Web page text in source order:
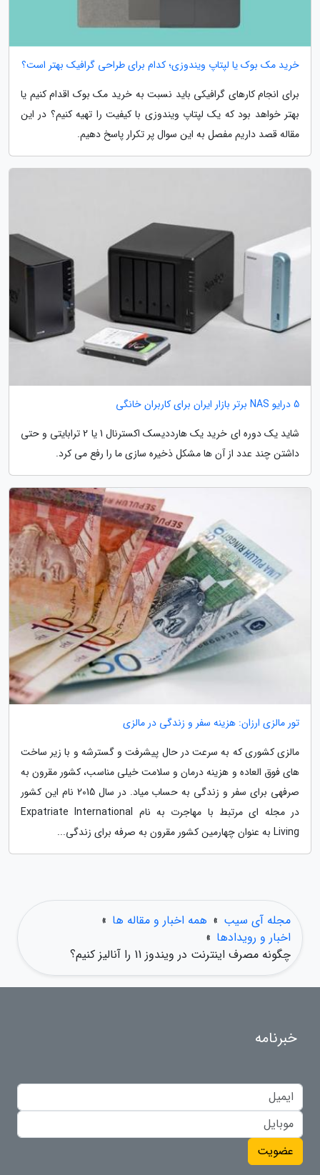
خرید مک بوک یا لپتاپ ویندوزی؛ کدام برای طراحی گرافیک بهتر است؟
برای انجام کارهای گرافیکی باید نسبت به خرید مک بوک اقدام کنیم یا
بهتر خواهد بود که یک لپتاپ ویندوزی با کیفیت را تهیه کنیم؟ در این
مقاله قصد داریم مفصل به این سوال پر تکرار پاسخ دهیم.
5 درایو NAS برتر بازار ایران برای کاربران خانگی
شاید یک دوره ای خرید یک هارددیسک اکسترنال 1 یا 2 ترابایتی و حتی
داشتن چند عدد از آن ها مشکل ذخیره سازی ما را رفع می کرد.
تور مالزی ارزان: هزینه سفر و زندگی در مالزی
مالزی کشوری که به سرعت در حال پیشرفت و گسترشه و با زیر ساخت
های فوق العاده و هزینه درمان و سلامت خیلی مناسب، کشور مقرون به
صرفهی برای سفر و زندگی به حساب میاد. در سال 2015 نام این کشور
در مجله ای مرتبط با مهاجرت به نام Expatriate International
Living به عنوان چهارمین کشور مقرون به صرفه برای زندگی...
مجله آی سیب » همه اخبار و مقاله ها »
اخبار و رویدادها »
چگونه مصرف اینترنت در ویندوز 11 را آنالیز کنیم؟
خبرنامه
عضویت